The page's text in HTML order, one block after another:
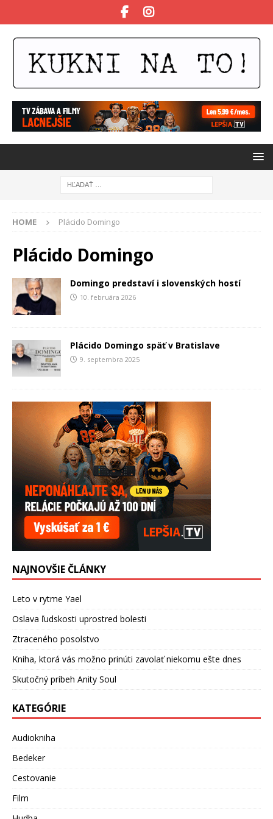
HOME Plácido Domingo
Plácido Domingo
Domingo predstaví i slovenských hostí
10. februára 2026
Plácido Domingo späť v Bratislave
9. septembra 2025
NAJNOVŠIE ČLÁNKY
Leto v rytme Yael
Oslava ľudskosti uprostred bolesti
Ztraceného posolstvo
Kniha, ktorá vás možno prinúti zavolať niekomu ešte dnes
Skutočný príbeh Anity Soul
KATEGÓRIE
Audiokniha
Bedeker
Cestovanie
Film